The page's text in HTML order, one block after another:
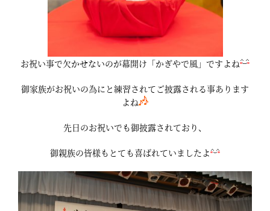
お祝い事で欠かせないのが幕開け「かぎやで風」ですよね
御家族がお祝いの為にと練習されてご披露される事あります
よね
先日のお祝いでも御披露されており、
御親族の皆様もとても喜ばれていましたよ